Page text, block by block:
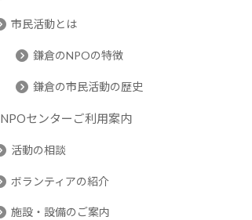
市民活動とは
鎌倉のNPOの特徴
鎌倉の市民活動の歴史
NPOセンターご利用案内
活動の相談
ボランティアの紹介
施設・設備のご案内